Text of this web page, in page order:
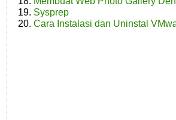
Sysprep
Cara Instalasi dan Uninstal